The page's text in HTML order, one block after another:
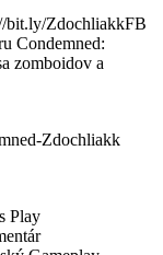
bit.ly/ZdochliakkFB
Condemned:
zomboidov a
Zdochliakk
Play